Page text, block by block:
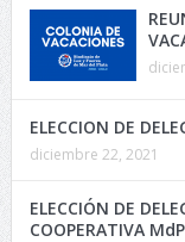
ELECCION DE
diciembre 22, 2021
ELECCIÓN DE
COOPERATIVA MdP